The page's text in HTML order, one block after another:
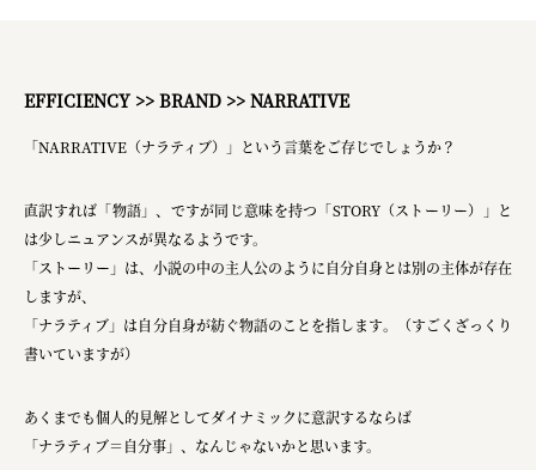
EFFICIENCY >> BRAND >> NARRATIVE
「NARRATIVE（ナラティブ）」という言葉をご存じでしょうか？
直訳すれば「物語」、ですが同じ意味を持つ「STORY（ストーリー）」と
は少しニュアンスが異なるようです。
「ストーリー」は、小説の中の主人公のように自分自身とは別の主体が存在
しますが、
「ナラティブ」は自分自身が紡ぐ物語のことを指します。（すごくざっくり
書いていますが）
あくまでも個人的見解としてダイナミックに意訳するならば
「ナラティブ＝自分事」、なんじゃないかと思います。